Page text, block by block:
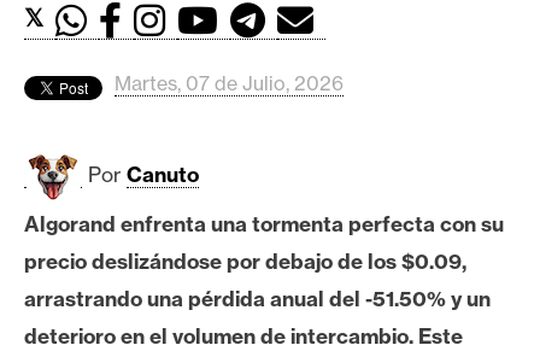
d
s
B
t
c
o
i
𝕏
Martes, 07 de Julio, 2026
Por Canuto
Algorand enfrenta una tormenta perfecta con su
precio deslizándose por debajo de los $0.09,
arrastrando una pérdida anual del -51.50% y un
deterioro en el volumen de intercambio. Este